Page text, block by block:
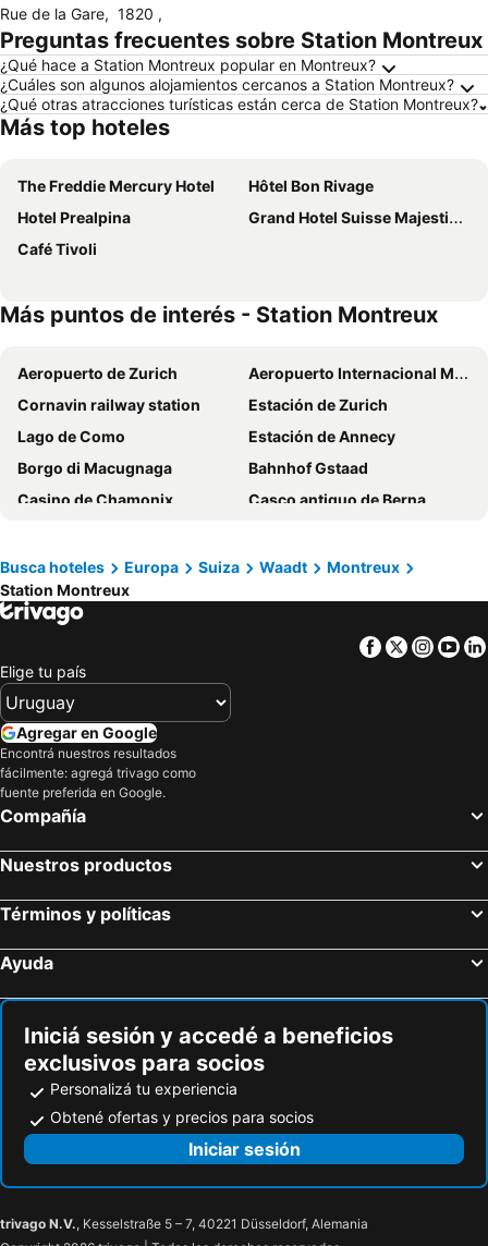
Rue de la Gare, 1820 ,
Preguntas frecuentes sobre Station Montreux
¿Qué hace a Station Montreux popular en Montreux?
¿Cuáles son algunos alojamientos cercanos a Station Montreux?
¿Qué otras atracciones turísticas están cerca de Station Montreux?
Más top hoteles
The Freddie Mercury Hotel
Hôtel Bon Rivage
Hotel Prealpina
Grand Hotel Suisse Majestic, Autograph Collection
Café Tivoli
Más puntos de interés - Station Montreux
Aeropuerto de Zurich
Aeropuerto Internacional Milán Malpensa “Silvio Berlusconi”
Cornavin railway station
Estación de Zurich
Lago de Como
Estación de Annecy
Borgo di Macugnaga
Bahnhof Gstaad
Casino de Chamonix
Casco antiguo de Berna
Estación Central de Berna
Piscine-Patinoire Jean Régis
Puente cubierto Kapellbrücke
Oeschinensee
Lindenhof
Aero Club Como
Museo de Montreux
Montreux Choral Festival
Montreux Miniature Show
Montreux Jazz Festival
Village de Noël
Castillo de Chillon
Fun Planet
Gran Santo
Leysin Oxygène des Alpes
Torgon
Golf du Gouverneur
Swissman Xtreme Triathlon
Florissimo
Termas de Pré
Zürcher Theater Spektakel
La Rosaleda
Sacro Monte
Mirande
Museo Aathal
Sasso del Ferro
Gryphenhübeli
Villa del Balbianello
Parque de Parilly
Busca hoteles Europa Suiza Waadt
Montreux
Station Montreux
Facebook
Twitter
Elige tu país
Agregar en Google
Encontrá nuestros resultados
fácilmente: agregá trivago como
fuente preferida en Google.
Compañía
Nuestros productos
Términos y políticas
Ayuda
Iniciá sesión y accedé a beneficios
exclusivos para socios
Personalizá tu experiencia
Obtené ofertas y precios para socios
Iniciar sesión
trivago N.V., Kesselstraße 5 – 7, 40221 Düsseldorf, Alemania